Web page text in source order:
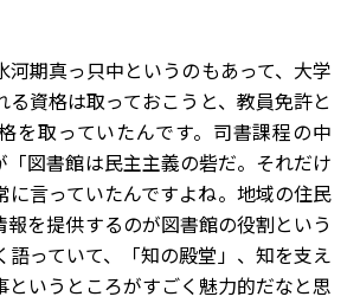
期真っ只中というのもあって、大学
る資格は取っておこうと、教員免許と
を取っていたんです。司書課程の中
「図書館は民主主義の砦だ。それだけ
に言っていたんですよね。地域の住民
報を提供するのが図書館の役割という
語っていて、「知の殿堂」、知を支え
というところがすごく魅力的だなと思